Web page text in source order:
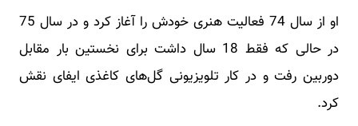
او از سال 74 فعالیت هنری خودش را آغاز کرد و در سال 75
در حالی که فقط 18 سال داشت برای نخستین بار مقابل
دوربین رفت و در کار تلویزیونی گل‌های کاغذی ایفای نقش
کرد.